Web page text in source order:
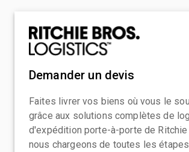
Demander un devis
Faites livrer vos biens où vous le
grâce aux solutions complètes de
d'expédition porte-à-porte de Ritchie
nous chargeons de toutes les